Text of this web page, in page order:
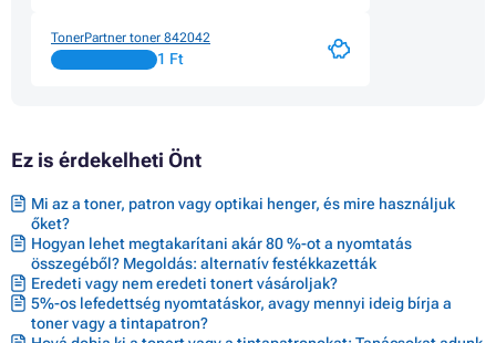
Toner LANIER LD127
Toner LANIER LD132
Toner LANIER LD420 SERIES
Toner LANIER LD425SPF
Toner LANIER LD433B
Toner LANIER LD433SP
Toner LANIER LD433SPF
Toner LANIER LD528
Toner LANIER LD533
Toner LANIER MP2352SP
Toner LANIER MP2800 SERIES
TonerPartner toner 842042
1 Ft
Ez is érdekelheti Önt
Mi az a toner, patron vagy optikai henger, és mire használjuk
őket?
Hogyan lehet megtakarítani akár 80 %-ot a nyomtatás
összegéből? Megoldás: alternatív festékkazetták
Eredeti vagy nem eredeti tonert vásároljak?
5%-os lefedettség nyomtatáskor, avagy mennyi ideig bírja a
toner vagy a tintapatron?